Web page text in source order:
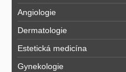
Angiologie
Dermatologie
Estetická medicína
Gynekologie